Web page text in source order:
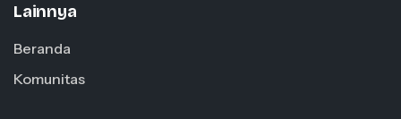
Lainnya
Beranda
Komunitas